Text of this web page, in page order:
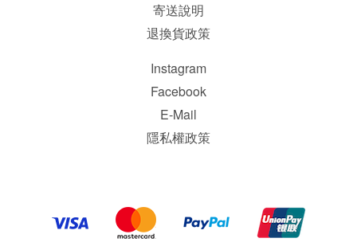
寄送說明
退換貨政策
Instagram
Facebook
E-Mail
隱私權政策